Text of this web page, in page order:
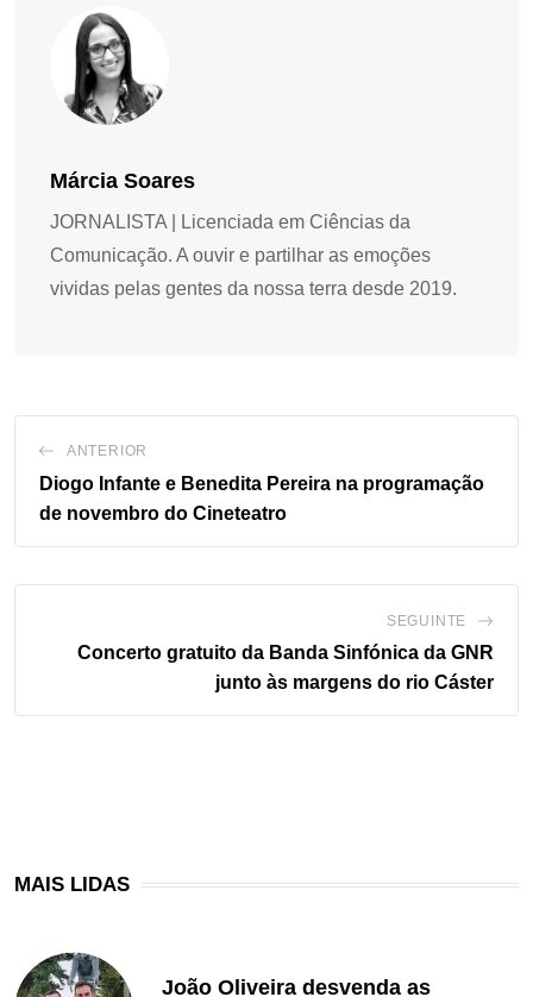
Márcia Soares
JORNALISTA | Licenciada em Ciências da
Comunicação. A ouvir e partilhar as emoções
vividas pelas gentes da nossa terra desde 2019.
ANTERIOR
Diogo Infante e Benedita Pereira na programação
de novembro do Cineteatro
SEGUINTE
Concerto gratuito da Banda Sinfónica da GNR
junto às margens do rio Cáster
MAIS LIDAS
João Oliveira desvenda as